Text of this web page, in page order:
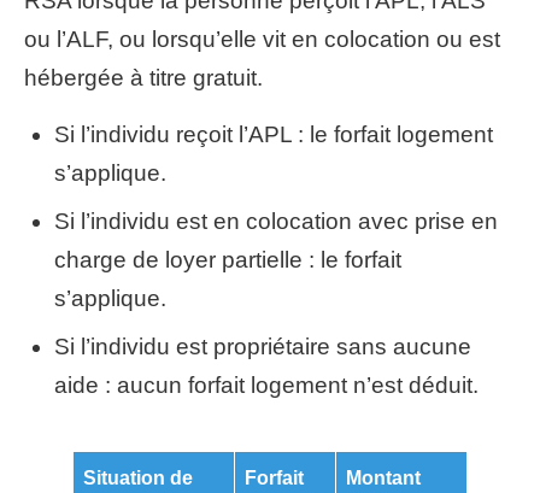
ou l’ALF, ou lorsqu’elle vit en colocation ou est
hébergée à titre gratuit.
Si l’individu reçoit l’APL : le forfait logement
s’applique.
Si l’individu est en colocation avec prise en
charge de loyer partielle : le forfait
s’applique.
Si l’individu est propriétaire sans aucune
aide : aucun forfait logement n’est déduit.
Situation de
Forfait
Montant